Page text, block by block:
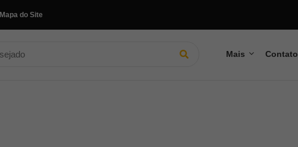
Mapa do Site
Mais Contato